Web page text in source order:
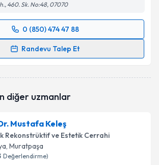
460. Sk. No:48, 07070
0 (850) 474 47 88
Randevu Talep Et
Takvimi Talebi
bu uzmandan randevu almanız için bir
verilerimin işlenmesine ilişkin
diğer uzmanlar
Mustafa Keleş
Rekonstrüktif ve Estetik Cerrahi
, Muratpaşa
Değerlendirme)